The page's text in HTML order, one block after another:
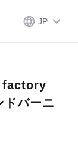
JP
factory
ドバーニ